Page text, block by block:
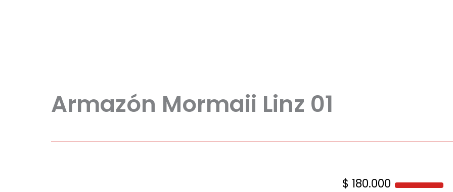
Armazón Mormaii Linz 01
$ 180.000